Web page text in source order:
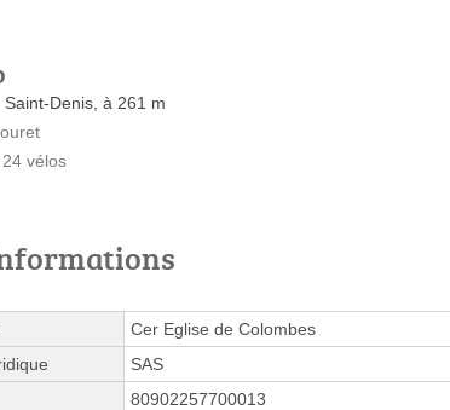
Denis, à 261 m
vélos
Cer Eglise de Colombes
SAS
80902257700013